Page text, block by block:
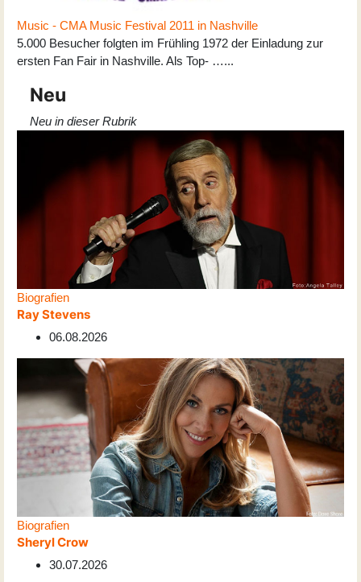
Music - CMA Music Festival 2011 in Nashville
5.000 Besucher folgten im Frühling 1972 der Einladung zur
ersten Fan Fair in Nashville. Als Top- …...
Neu
Neu in dieser Rubrik
Biografien
Ray Stevens
06.08.2026
Biografien
Sheryl Crow
30.07.2026